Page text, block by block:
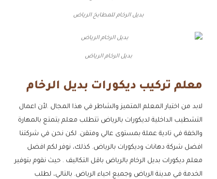
بديل الرخام للمطابخ الرياض
بديل الرخام الرياض
معلم تركيب ديكورات بديل الرخام
لابد من اختيار المعلم المتميز والشاطر في هذا المجال .لأن اعمال
التشطيب الداخلية لديكورات بالرياض تتطلب معلم يتمتع بالمهارة
والخفة في تادية عملة بمستوى عالي ومتقن. لكن نحن في شركتنا
افضل شركة دهانات وديكورات بالرياض. كذلك، نوفر لكم افضل
معلم ديكورات بديل الرخام بالرياض باقل التكاليف . حيث نقوم بتوفير
الخدمة في مدينة الرياض وجميع احياء الرياض. بالتالي، لطلب